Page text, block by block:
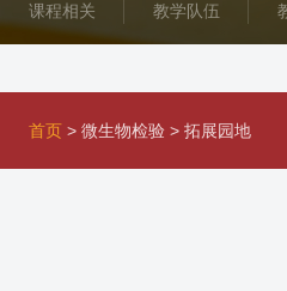
课程相关 教学队伍
首页 > 微生物检验 > 拓展园地